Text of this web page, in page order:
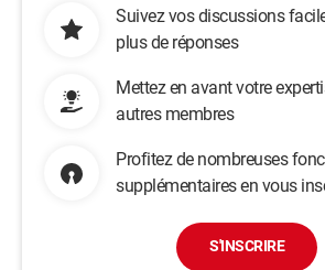
Suivez vos discussions
plus de réponses
Mettez en avant votre
autres membres
Profitez de nombreuses
supplémentaires en vous
S'INSCRIRE